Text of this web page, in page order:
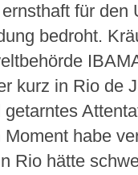
für den
bedroht.
kurz in Rio de
habe
Rio hätte